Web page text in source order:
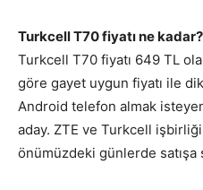
Turkcell T70 fiyatı ne kadar?
Turkcell T70 fiyatı 649 TL
göre gayet uygun fiyatı ile
Android telefon almak
aday. ZTE ve Turkcell
önümüzdeki günlerde satışa